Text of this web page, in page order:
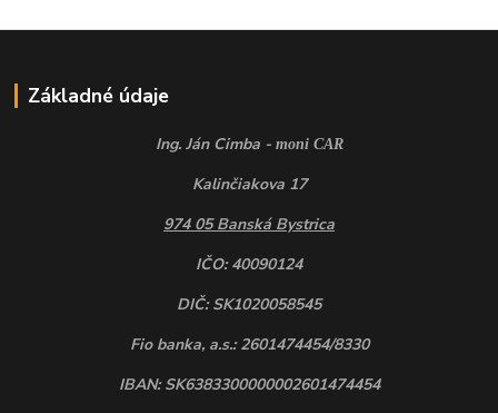
Základné údaje
Ing. Ján Cimba - moni CAR
Kalinčiakova 17
974 05 Banská Bystrica
IČO: 40090124
DIČ: SK1020058545
Fio banka, a.s.: 2601474454/8330
IBAN: SK6383300000002601474454